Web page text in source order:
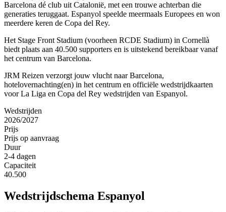
Barcelona dé club uit Catalonië, met een trouwe achterban die
generaties teruggaat. Espanyol speelde meermaals Europees en won
meerdere keren de Copa del Rey.
Het Stage Front Stadium (voorheen RCDE Stadium) in Cornellà
biedt plaats aan 40.500 supporters en is uitstekend bereikbaar vanaf
het centrum van Barcelona.
JRM Reizen verzorgt jouw vlucht naar Barcelona,
hotelovernachting(en) in het centrum en officiële wedstrijdkaarten
voor La Liga en Copa del Rey wedstrijden van Espanyol.
Wedstrijden
2026/2027
Prijs
Prijs op aanvraag
Duur
2-4 dagen
Capaciteit
40.500
Wedstrijdschema Espanyol